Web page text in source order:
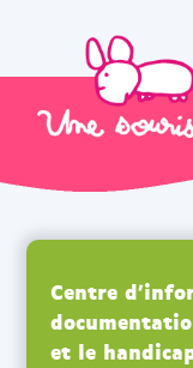
Centre
et le